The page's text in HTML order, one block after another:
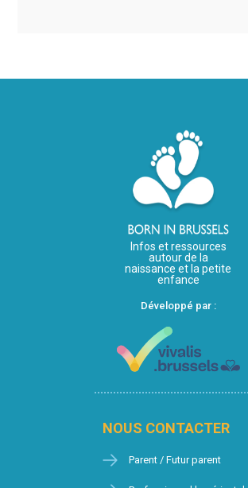
Infos et ressources
autour de la
naissance et la petite
enfance
Développé par :
NOUS CONTACTER
Parent / Futur parent